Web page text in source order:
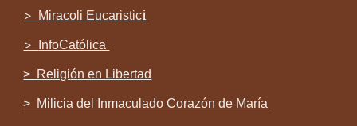
> Miracoli Eucaristici
>
InfoCatólica
> Religión en Libertad
> Milicia del Inmaculado Corazón de María